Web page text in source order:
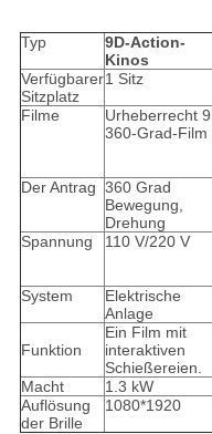
Typ
9D-Action-
Kinos
Verfügbarer
Sitzplatz
1 Sitz
Filme
Urheberrecht
360-Grad-Film
Der Antrag 360 Grad
Bewegung,
Drehung
Spannung
110 V/220 V
System
Elektrische
Anlage
Funktion
Ein Film mit
interaktiven
Schießereien.
Macht
1.3 kW
Auflösung
der Brille
1080*1920